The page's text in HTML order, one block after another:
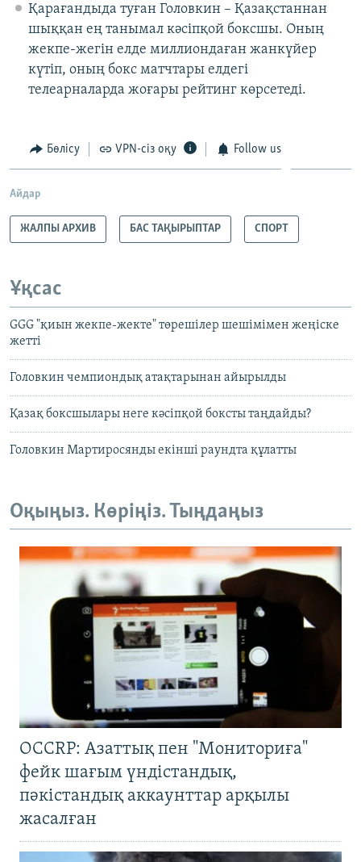
Қарағандыда туған Головкин – Қазақстаннан
шыққан ең танымал кәсіпқой боксшы. Оның
жекпе-жегін елде миллиондаған жанкүйер
күтіп, оның бокс матчтары елдегі
телеарналарда жоғары рейтинг көрсетеді.
Бөлісу VPN-сіз оқу Follow us
Айдар
ЖАЛПЫ АРХИВ БАС ТАҚЫРЫПТАР СПОРТ
Ұқсас
GGG "қиын жекпе-жекте" төрешілер шешімімен жеңіске
жетті
Головкин чемпиондық атақтарынан айырылды
Қазақ боксшылары неге кәсіпқой боксты таңдайды?
Головкин Мартиросянды екінші раундта құлатты
Оқыңыз. Көріңіз. Тыңдаңыз
OCCRP: Азаттық пен "Мониториға"
фейк шағым үндістандық,
пәкістандық аккаунттар арқылы
жасалған